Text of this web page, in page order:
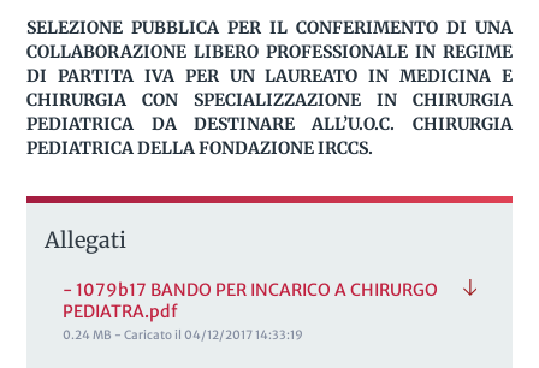
SELEZIONE PUBBLICA PER IL CONFERIMENTO DI UNA
COLLABORAZIONE LIBERO PROFESSIONALE IN REGIME
DI PARTITA IVA PER UN LAUREATO IN MEDICINA E
CHIRURGIA CON SPECIALIZZAZIONE IN CHIRURGIA
PEDIATRICA DA DESTINARE ALL’U.O.C. CHIRURGIA
PEDIATRICA DELLA FONDAZIONE IRCCS.
Allegati
- 1079b17 BANDO PER INCARICO A CHIRURGO
PEDIATRA.pdf
0.24 MB - Caricato il 04/12/2017 14:33:19